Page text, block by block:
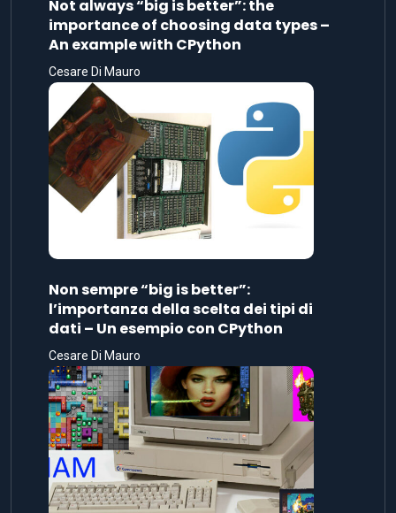
Not always “big is better”: the
importance of choosing data types –
An example with CPython
Cesare Di Mauro
Non sempre “big is better”:
l’importanza della scelta dei tipi di
dati – Un esempio con CPython
Cesare Di Mauro